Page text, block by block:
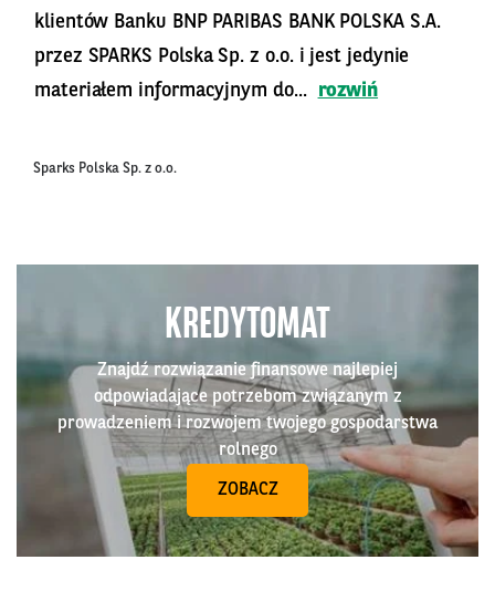
klientów Banku BNP PARIBAS BANK POLSKA S.A.
przez SPARKS Polska Sp. z o.o. i jest jedynie
materiałem informacyjnym do...
rozwiń
Sparks Polska Sp. z o.o.
KREDYTOMAT
Znajdź rozwiązanie finansowe najlepiej
odpowiadające potrzebom związanym z
prowadzeniem i rozwojem twojego gospodarstwa
rolnego
ZOBACZ